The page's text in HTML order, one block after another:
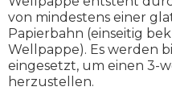
von mindestens einer
Papierbahn (einseitig
Wellpappe). Es werden
eingesetzt, um einen 3-
herzustellen.